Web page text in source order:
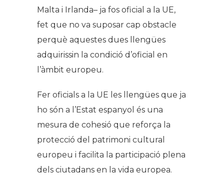
Malta i Irlanda– ja fos oficial a la UE,
fet que no va suposar cap obstacle
perquè aquestes dues llengües
adquirissin la condició d’oficial en
l’àmbit europeu.
Fer oficials a la UE les llengües que ja
ho són a l’Estat espanyol és una
mesura de cohesió que reforça la
protecció del patrimoni cultural
europeu i facilita la participació plena
dels ciutadans en la vida europea.